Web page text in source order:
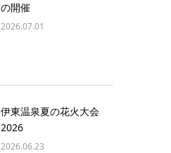
の開催
2026.07.01
伊東温泉夏の花火大会
2026
2026.06.23